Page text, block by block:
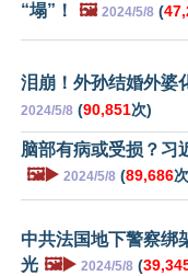
“塌”！
🖼️ 2024/5/8 (
泪崩！外孙结婚外婆
2024/5/8 (90,851次)
脑部有病或受损？习
🖼️▶️ 2024/5/8 (89,686
中共法国地下警察绑
光 🖼️▶️ 2024/5/8 (